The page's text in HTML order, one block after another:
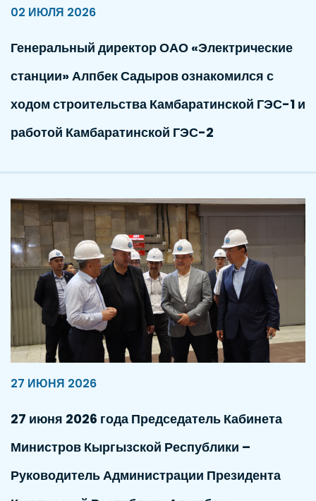
02 ИЮЛЯ 2026
Генеральный директор ОАО «Электрические
станции» Алпбек Садыров ознакомился с
ходом строительства Камбаратинской ГЭС-1 и
работой Камбаратинской ГЭС-2
27 ИЮНЯ 2026
27 июня 2026 года Председатель Кабинета
Министров Кыргызской Республики –
Руководитель Администрации Президента